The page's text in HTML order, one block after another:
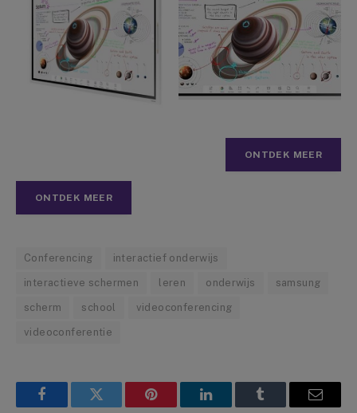
ONTDEK MEER
ONTDEK MEER
Conferencing interactief onderwijs
interactieve schermen leren onderwijs samsung
scherm school videoconferencing
videoconferentie
FacebookTwitter Pinterest LinkedInTumblr Email